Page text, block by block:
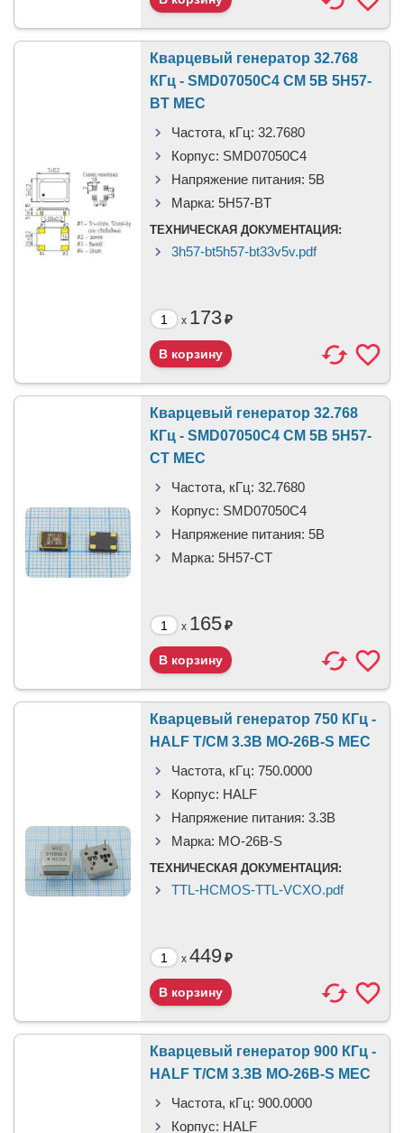
Кварцевый генератор 32.768
КГц - SMD07050C4 CM 5В 5H57-
BT MEC
Частота, кГц: 32.7680
Корпус: SMD07050C4
Напряжение питания: 5В
Марка: 5H57-BT
ТЕХНИЧЕСКАЯ ДОКУМЕНТАЦИЯ:
3h57-bt5h57-bt33v5v.pdf
x 173₽
Кварцевый генератор 32.768
КГц - SMD07050C4 CM 5В 5H57-
CT MEC
Частота, кГц: 32.7680
Корпус: SMD07050C4
Напряжение питания: 5В
Марка: 5H57-CT
x 165₽
Кварцевый генератор 750 КГц -
HALF T/CM 3.3В MO-26B-S MEC
Частота, кГц: 750.0000
Корпус: HALF
Напряжение питания: 3.3В
Марка: MO-26B-S
ТЕХНИЧЕСКАЯ ДОКУМЕНТАЦИЯ:
TTL-HCMOS-TTL-VCXO.pdf
x 449₽
Кварцевый генератор 900 КГц -
HALF T/CM 3.3В MO-26B-S MEC
Частота, кГц: 900.0000
Корпус: HALF